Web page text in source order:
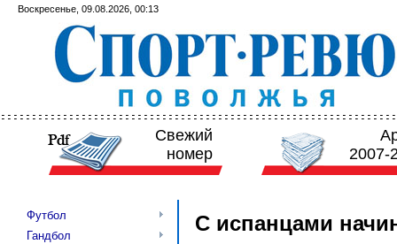
Воскресенье, 09.08.2026, 00:13
Свежий
номер
2007-
Футбол
Гандбол
С испанцами